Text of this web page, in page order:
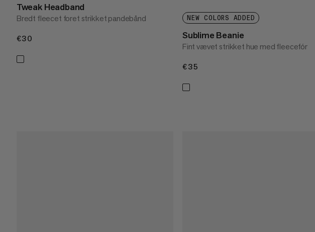
Tweak Headband
Bredt fleecet foret strikket pandebånd
€30
NEW COLORS ADDED
Sublime Beanie
Fint vævet strikket hue med fleecefór
€35